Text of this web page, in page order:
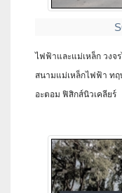
ไฟฟ้าและแม่เหล็ก วงจ
สนามแม่เหล็กไฟฟ้า ท
อะตอม ฟิสิกส์นิวเคลียร์